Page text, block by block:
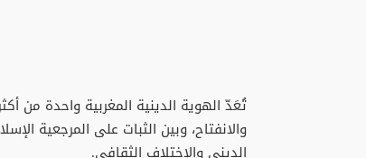
تُعَدّ الهوية الدينية المغربية واحدة من
والانفتاح، وبين الثبات على المرجعية
الديني والاختلاف الثقافي.